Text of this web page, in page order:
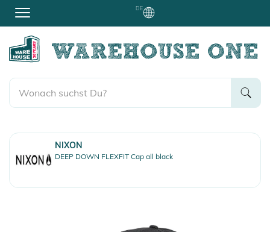
DE
NIXON
DEEP DOWN FLEXFIT Cap all black